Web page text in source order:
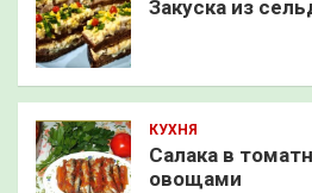
Закуска из
КУХНЯ
Салака в
овощами